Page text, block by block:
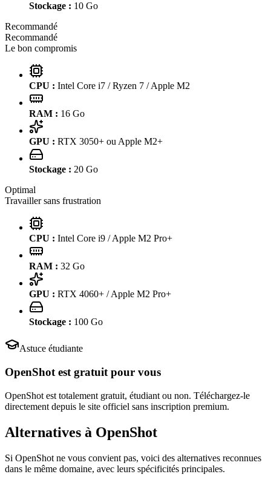
Stockage : 10 Go
Recommandé
Recommandé
Le bon compromis
CPU : Intel Core i7 / Ryzen 7 / Apple M2
RAM : 16 Go
GPU : RTX 3050+ ou Apple M2+
Stockage : 20 Go
Optimal
Travailler sans frustration
CPU : Intel Core i9 / Apple M2 Pro+
RAM : 32 Go
GPU : RTX 4060+ / Apple M2 Pro+
Stockage : 100 Go
Astuce étudiante
OpenShot est gratuit pour vous
OpenShot est totalement gratuit, étudiant ou non. Téléchargez-le
directement depuis le site officiel sans inscription premium.
Alternatives à OpenShot
Si OpenShot ne vous convient pas, voici des alternatives reconnues
dans le même domaine, avec leurs spécificités principales.